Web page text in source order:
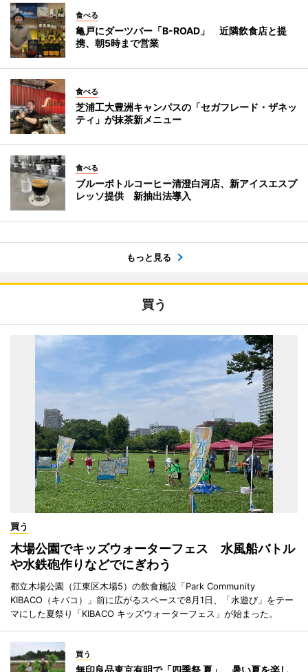
食べる
亀戸にダーツバー「B-ROAD」 近隣飲食店と提
携、朝5時まで営業
食べる
芝浦工大豊洲キャンパスの「セガフレード・ザネッ
ティ」が抹茶新メニュー
食べる
ブルーボトルコーヒー清澄白河店、新アイスエスプ
レッソ提供 新抽出法導入
もっと見る
買う
買う
木場公園でキッズウォーターフェス 水風船バトル
や水鉄砲作りなどでにぎわう
都立木場公園（江東区木場5）の飲食施設「Park Community
KIBACO（キバコ）」前に広がるスペースで8月1日、「水遊び」をテー
マにした夏祭り「KIBACO キッズウォーターフェス」が始まった。
買う